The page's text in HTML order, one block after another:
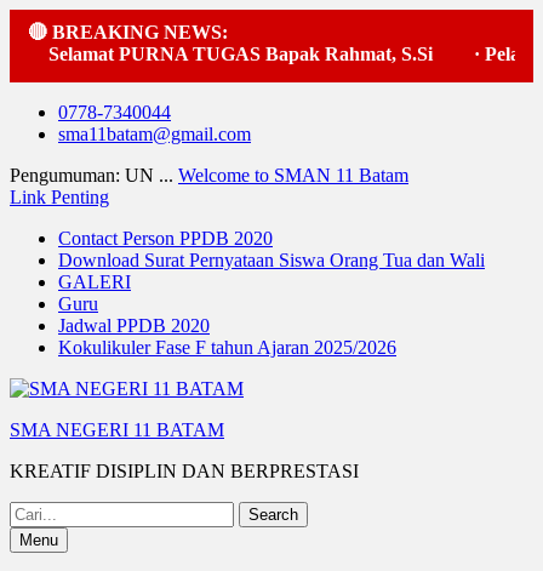
🔴 BREAKING NEWS:
Selamat PURNA TUGAS Bapak Rahmat, S.Si
Skip
0778-7340044
sma11batam@gmail.com
Pengumuman: UN ... Welcome to SMAN 11 Batam
Link Penting
Contact Person PPDB 2020
Download Surat Pernyataan Siswa Orang Tua dan Wali
GALERI
Guru
Jadwal PPDB 2020
Kokulikuler Fase F tahun Ajaran 2025/2026
SMA NEGERI 11 BATAM
KREATIF DISIPLIN DAN BERPRESTASI
Search
for:Menu